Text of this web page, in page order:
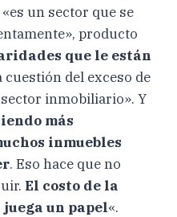
un sector que se
producto
que le están
cuestión del exceso de
inmobiliario». Y
más
inmuebles
. Eso hace que no
El costo de la
un papel«.